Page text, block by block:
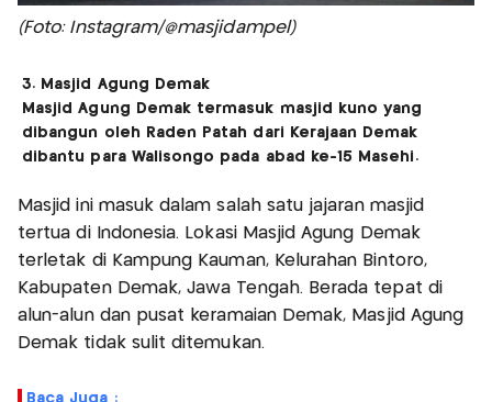
(Foto: Instagram/@masjidampel)
3. Masjid Agung Demak
Masjid Agung Demak termasuk masjid kuno yang
dibangun oleh Raden Patah dari Kerajaan Demak
dibantu para Walisongo pada abad ke-15 Masehi.
Masjid ini masuk dalam salah satu jajaran masjid
tertua di Indonesia. Lokasi Masjid Agung Demak
terletak di Kampung Kauman, Kelurahan Bintoro,
Kabupaten Demak, Jawa Tengah. Berada tepat di
alun-alun dan pusat keramaian Demak, Masjid Agung
Demak tidak sulit ditemukan.